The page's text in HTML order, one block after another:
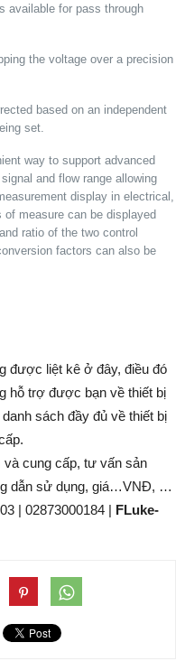
available for pass through
the voltage over a precision
based on an independent
set.
way to support advanced
and flow range allowing
display in electrical,
measure can be displayed
ratio of the two control
factors can also be
được liệt kê ở đây, điều đó
hỗ trợ được bạn về thiết bị
danh sách đầy đủ về thiết bị
cung cấp, tư vấn sản
dẫn sử dụng, giá…VNĐ, …
| 02873000184 | FLuke-